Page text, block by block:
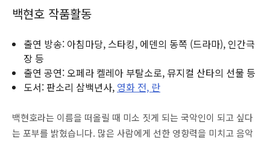
백현호 작품활동
출연 방송: 아침마당, 스타킹, 에덴의 동쪽 (드라마), 인간극
장 등
출연 공연: 오페라 켈레아 부탈소로, 뮤지컬 산타의 선물 등
도서: 판소리 삼백년사, 영화 전, 란
백현호라는 이름을 떠올릴 때 미소 짓게 되는 국악인이 되고 싶다
는 포부를 밝혔습니다. 많은 사람에게 선한 영향력을 미치고 음악